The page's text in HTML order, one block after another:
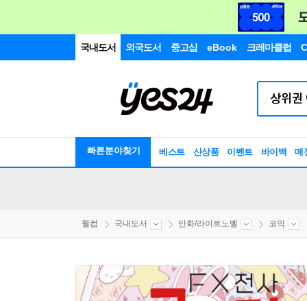
국내도서 외국도서 중고샵 eBook 크레마클럽
빠른분야찾기 베스트 신상품 이벤트 바이백 매
웰컴 국내도서 만화/라이트노벨 코믹